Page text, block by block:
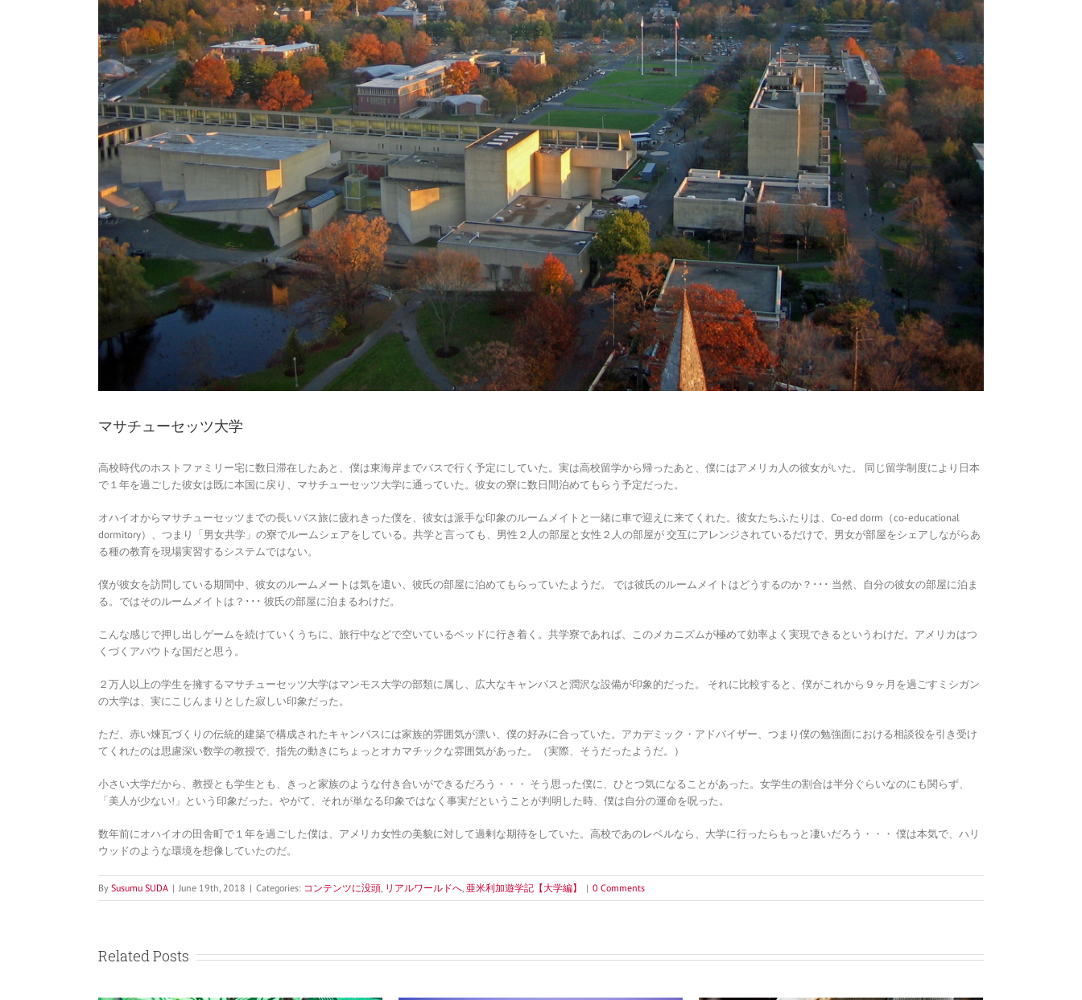
マサチューセッツ大学
高校時代のホストファミリー宅に数日滞在したあと、僕は東海岸までバスで行く予定にしていた。実は高校留学から帰ったあと、僕にはアメリカ人の彼女がいた。 同じ留学制度により日本
で１年を過ごした彼女は既に本国に戻り、マサチューセッツ大学に通っていた。彼女の寮に数日間泊めてもらう予定だった。
オハイオからマサチューセッツまでの長いバス旅に疲れきった僕を、彼女は派手な印象のルームメイトと一緒に車で迎えに来てくれた。彼女たちふたりは、Co-ed dorm（co-educational
dormitory）、つまり「男女共学」の寮でルームシェアをしている。共学と言っても、男性２人の部屋と女性２人の部屋が 交互にアレンジされているだけで、男女が部屋をシェアしながらあ
る種の教育を現場実習するシステムではない。
僕が彼女を訪問している期間中、彼女のルームメートは気を遣い、彼氏の部屋に泊めてもらっていたようだ。 では彼氏のルームメイトはどうするのか？･･･ 当然、自分の彼女の部屋に泊ま
る。ではそのルームメイトは？･･･ 彼氏の部屋に泊まるわけだ。
こんな感じで押し出しゲームを続けていくうちに、旅行中などで空いているベッドに行き着く。共学寮であれば、このメカニズムが極めて効率よく実現できるというわけだ。アメリカはつ
くづくアバウトな国だと思う。
２万人以上の学生を擁するマサチューセッツ大学はマンモス大学の部類に属し、広大なキャンパスと潤沢な設備が印象的だった。 それに比較すると、僕がこれから９ヶ月を過ごすミシガン
の大学は、実にこじんまりとした寂しい印象だった。
ただ、赤い煉瓦づくりの伝統的建築で構成されたキャンパスには家族的雰囲気が漂い、僕の好みに合っていた。アカデミック・アドバイザー、つまり僕の勉強面における相談役を引き受け
てくれたのは思慮深い数学の教授で、指先の動きにちょっとオカマチックな雰囲気があった。（実際、そうだったようだ。）
小さい大学だから、教授とも学生とも、きっと家族のような付き合いができるだろう・・・ そう思った僕に、ひとつ気になることがあった。女学生の割合は半分ぐらいなのにも関らず、
「美人が少ない!」という印象だった。やがて、それが単なる印象ではなく事実だということが判明した時、僕は自分の運命を呪った。
数年前にオハイオの田舎町で１年を過ごした僕は、アメリカ女性の美貌に対して過剰な期待をしていた。高校であのレベルなら、大学に行ったらもっと凄いだろう・・・ 僕は本気で、ハリ
ウッドのような環境を想像していたのだ。
By Susumu SUDA | June 19th, 2018 | Categories: コンテンツに没頭, リアルワールドへ, 亜米利加遊学記【大学編】 | 0 Comments
Related Posts